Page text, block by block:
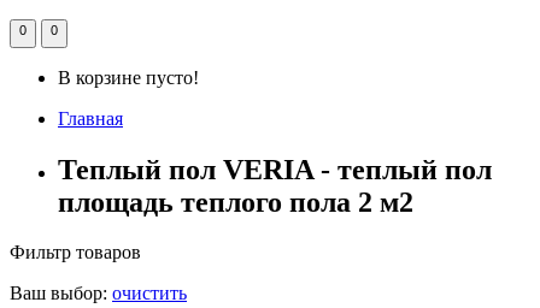
0 0
В корзине пусто!
Главная
Теплый пол VERIA - теплый пол
площадь теплого пола 2 м2
Фильтр товаров
Ваш выбор: очистить